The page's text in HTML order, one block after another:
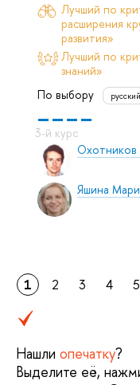
Охотников
Яшина
Лучший по
расширения
развития»
Лучший по
знаний»
По выбору
русский
1 2 3 4 5
Нашли опечатку?
Выделите её,